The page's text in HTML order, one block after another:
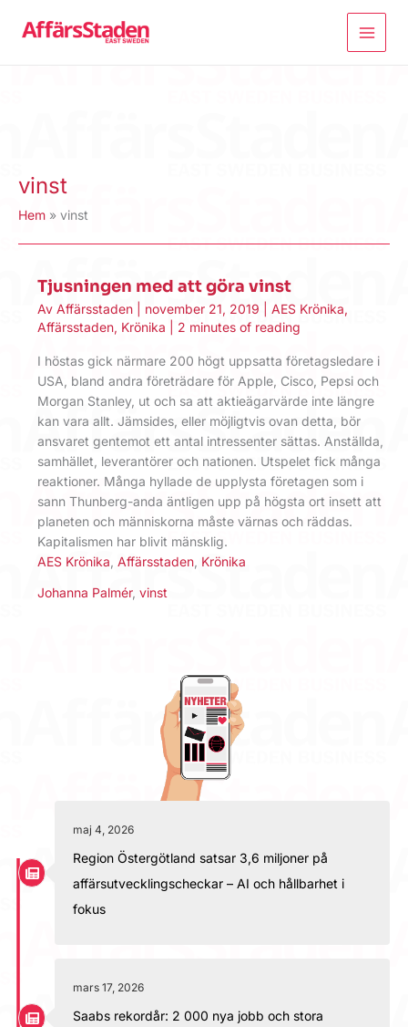
vinst
Hem vinst
Tjusningen med att göra vinst
Av Affärsstaden november 21, 2019 AES Krönika,
Affärsstaden, Krönika 2 minutes of reading
I höstas gick närmare 200 högt uppsatta företagsledare i
USA, bland andra företrädare för Apple, Cisco, Pepsi och
Morgan Stanley, ut och sa att aktieägarvärde inte längre
kan vara allt. Jämsides, eller möjligtvis ovan detta, bör
ansvaret gentemot ett antal intressenter sättas. Anställda,
samhället, leverantörer och nationen. Utspelet fick många
reaktioner. Många hyllade de upplysta företagen som i
sann Thunberg-anda äntligen upp på högsta ort insett att
planeten och människorna måste värnas och räddas.
Kapitalismen har blivit mänsklig.
AES Krönika Affärsstaden Krönika
Johanna Palmér, vinst
maj 4, 2026
Region Östergötland satsar 3,6 miljoner på
affärsutvecklingscheckar – AI och hållbarhet i
fokus
mars 17, 2026
Saabs rekordår: 2 000 nya jobb och stora